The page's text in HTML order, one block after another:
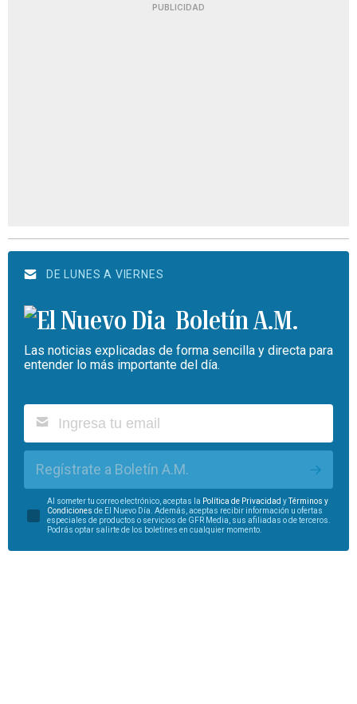
PUBLICIDAD
DE LUNES A VIERNES
Boletín A.M.
Las noticias explicadas de forma sencilla y directa para
entender lo más importante del día.
Regístrate a Boletín A.M.
Al someter tu correo electrónico, aceptas la Política de Privacidad yTérminos y
Condiciones de El Nuevo Día. Además, aceptas recibir información u ofertas
especiales de productos o servicios de GFR Media, sus afiliadas o de terceros.
Podrás optar salirte de los boletines en cualquier momento.